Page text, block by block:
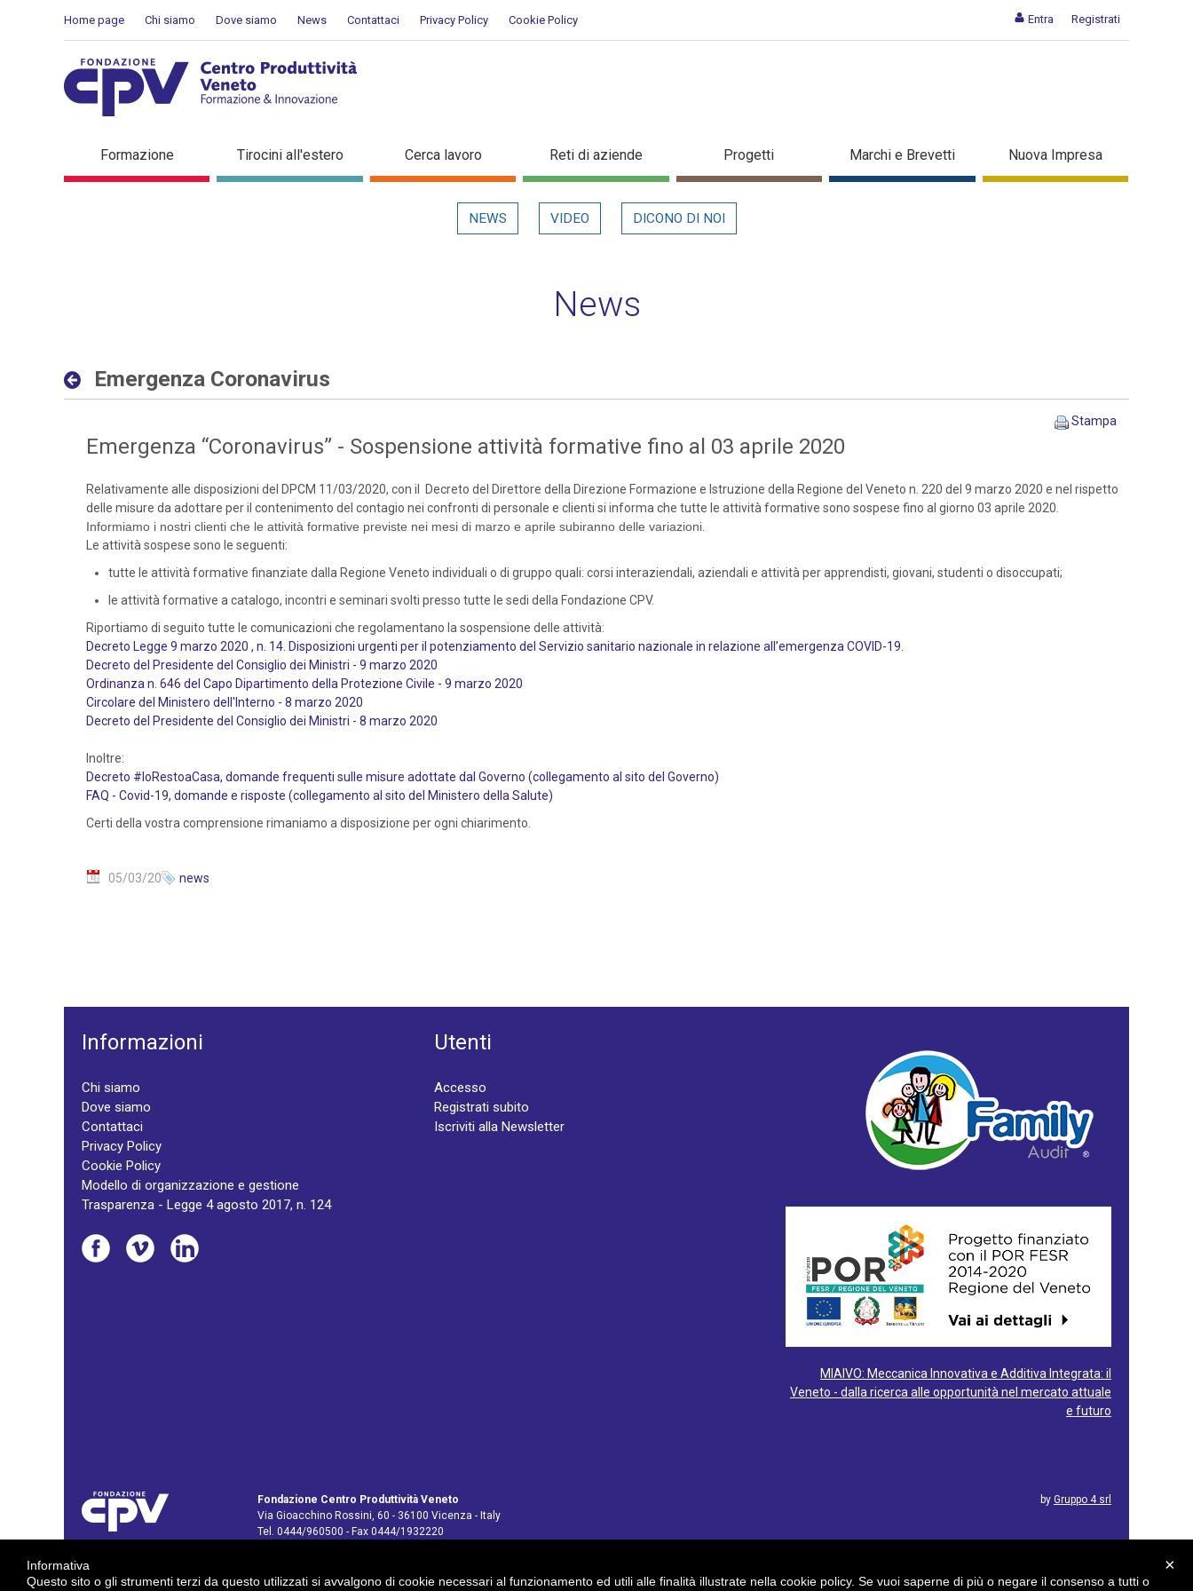
Entra Registrati
Home page Chi siamo Dove siamo News Contattaci Privacy Policy Cookie Policy
Emergenza Coronavirus - Dettaglio in evidenza
Formazione Tirocini all'estero Cerca lavoro Reti di aziende Progetti Marchi e Brevetti Nuova Impresa
NEWS VIDEO DICONO DI NOI
News
Emergenza Coronavirus
Stampa
Emergenza “Coronavirus” - Sospensione attività formative fino al 03 aprile 2020
Relativamente alle disposizioni del DPCM 11/03/2020, con il Decreto del Direttore della Direzione Formazione e Istruzione della Regione del Veneto n. 220 del 9 marzo 2020 e nel rispetto
delle misure da adottare per il contenimento del contagio nei confronti di personale e clienti si informa che tutte le attività formative sono sospese fino al giorno 03 aprile 2020.
Informiamo i nostri clienti che le attività formative previste nei mesi di marzo e aprile subiranno delle variazioni.
Le attività sospese sono le seguenti:
tutte le attività formative finanziate dalla Regione Veneto individuali o di gruppo quali: corsi interaziendali, aziendali e attività per apprendisti, giovani, studenti o disoccupati;
le attività formative a catalogo, incontri e seminari svolti presso tutte le sedi della Fondazione CPV.
Riportiamo di seguito tutte le comunicazioni che regolamentano la sospensione delle attività:
Decreto Legge 9 marzo 2020 , n. 14. Disposizioni urgenti per il potenziamento del Servizio sanitario nazionale in relazione all’emergenza COVID-19.
Decreto del Presidente del Consiglio dei Ministri - 9 marzo 2020
Ordinanza n. 646 del Capo Dipartimento della Protezione Civile - 9 marzo 2020
Circolare del Ministero dell'Interno - 8 marzo 2020
Decreto del Presidente del Consiglio dei Ministri - 8 marzo 2020
Inoltre:
Decreto #IoRestoaCasa, domande frequenti sulle misure adottate dal Governo (collegamento al sito del Governo)
FAQ - Covid-19, domande e risposte (collegamento al sito del Ministero della Salute)
Certi della vostra comprensione rimaniamo a disposizione per ogni chiarimento.
05/03/20 news
Informazioni
Chi siamo
Dove siamo
Contattaci
Privacy Policy
Cookie Policy
Modello di organizzazione e gestione
Trasparenza - Legge 4 agosto 2017, n. 124
Utenti
Accesso
Registrati subito
Iscriviti alla Newsletter
MIAIVO: Meccanica Innovativa e Additiva Integrata: il
Veneto - dalla ricerca alle opportunità nel mercato attuale
e futuro
Fondazione Centro Produttività Veneto
Via Gioacchino Rossini, 60 - 36100 Vicenza - Italy
Tel. 0444/960500 - Fax 0444/1932220
by Gruppo 4 srl
×
Informativa
Questo sito o gli strumenti terzi da questo utilizzati si avvalgono di cookie necessari al funzionamento ed utili alle finalità illustrate nella cookie policy. Se vuoi saperne di più o negare il consenso a tutti o